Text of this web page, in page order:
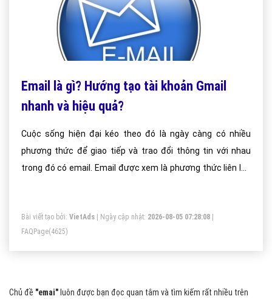
Email là gì? Hướng tạo tài khoản Gmail
nhanh và hiệu quả?
Cuộc sống hiện đại kéo theo đó là ngày càng có nhiều
phương thức để giao tiếp và trao đổi thông tin với nhau
trong đó có email. Email được xem là phương thức liên lạc
Internet.
Bài viết tạo bởi: VietAds | Ngày cập nhật: 2026-08-05 07:28:08
FAQPage(4625)
Chủ đề "emai" luôn được bạn đọc quan tâm và tìm kiếm rất nhiều trên